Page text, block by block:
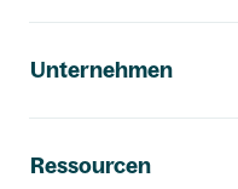
Unternehmen
Ressourcen